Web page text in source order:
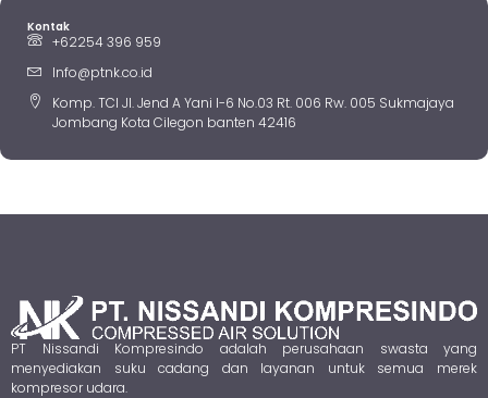
Kontak
+62254 396 959
Info@ptnk.co.id
Komp. TCI Jl. Jend A Yani I-6 No.03 Rt. 006 Rw. 005 Sukmajaya
Jombang Kota Cilegon banten 42416
PT Nissandi Kompresindo adalah perusahaan swasta yang
menyediakan suku cadang dan layanan untuk semua merek
kompresor udara.